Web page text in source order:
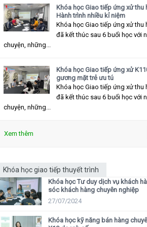
Khóa học Giao tiếp ứng xử thu
Hành trình nhiều kỉ niệm
Khóa học Giao tiếp ứng xử thu
đã kết thúc sau 6 buổi học với
chuyện, những...
Khóa học Giao tiếp ứng xử
gương mặt trẻ ưu tú
Khóa học Giao tiếp ứng xử thu
đã kết thúc sau 6 buổi học với
chuyện, những...
Xem thêm
Khóa học giao tiếp thuyết trình
Khóa học Tư duy dịch vụ khách
sóc khách hàng chuyên nghiệp
27/07/2024
Khóa học kỹ năng bán hàng